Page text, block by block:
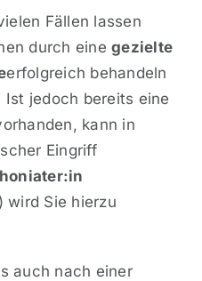
Fällen lassen
durch einegezielte
erfolgreich behandeln
Ist jedoch bereits eine
kann in
Eingriff
wird Sie hierzu
auch nach einer